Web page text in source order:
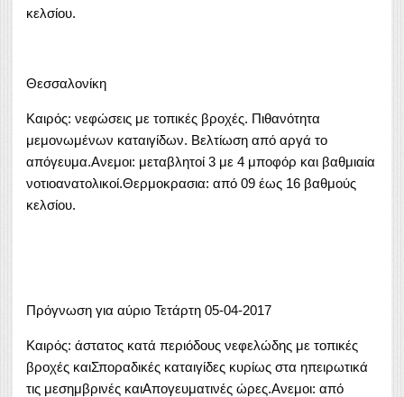
κελσίου.
Θεσσαλονίκη
Καιρός: νεφώσεις με τοπικές βροχές. Πιθανότητα
μεμονωμένων καταιγίδων. Βελτίωση από αργά το
απόγευμα.Ανεμοι: μεταβλητοί 3 με 4 μποφόρ και βαθμιαία
νοτιοανατολικοί.Θερμοκρασια: από 09 έως 16 βαθμούς
κελσίου.
Πρόγνωση για αύριο Τετάρτη 05-04-2017
Καιρός: άστατος κατά περιόδους νεφελώδης με τοπικές
βροχές καιΣποραδικές καταιγίδες κυρίως στα ηπειρωτικά
τις μεσημβρινές καιΑπογευματινές ώρες.Ανεμοι: από